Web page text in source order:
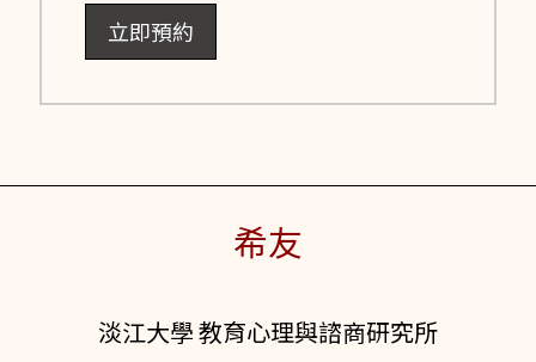
立即預約
希友
淡江大學 教育心理與諮商研究所